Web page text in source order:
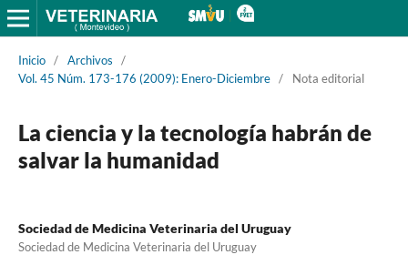
Inicio / Archivos
/
Vol. 45 Núm. 173-176 (2009): Enero-Diciembre / Nota editorial
La ciencia y la tecnología habrán de
salvar la humanidad
Sociedad de Medicina Veterinaria del Uruguay
Sociedad de Medicina Veterinaria del Uruguay